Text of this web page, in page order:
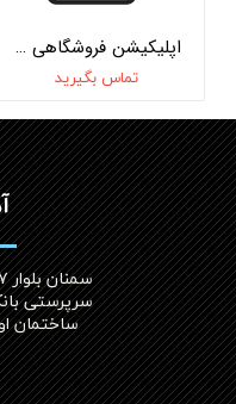
اپلیکیشن فروشگاهی وبکام نسخه تحت وب
تماس بگیرید
سرپرستی
ساختمان